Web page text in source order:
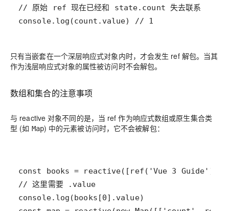
console.log(count.value) // 1
只有当嵌套在一个深层响应式对象内时，才会发生 ref 解包。当其
作为浅层响应式对象的属性被访问时不会解包。
数组和集合的注意事项
与 reactive 对象不同的是，当 ref 作为响应式数组或原生集合类
型 (如 Map) 中的元素被访问时，它不会被解包：